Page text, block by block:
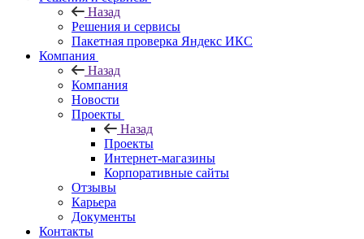
Назад
Решения и сервисы
Пакетная проверка Яндекс ИКС
Компания
Назад
Компания
Новости
Проекты
Назад
Проекты
Интернет-магазины
Корпоративные сайты
Отзывы
Карьера
Документы
Контакты